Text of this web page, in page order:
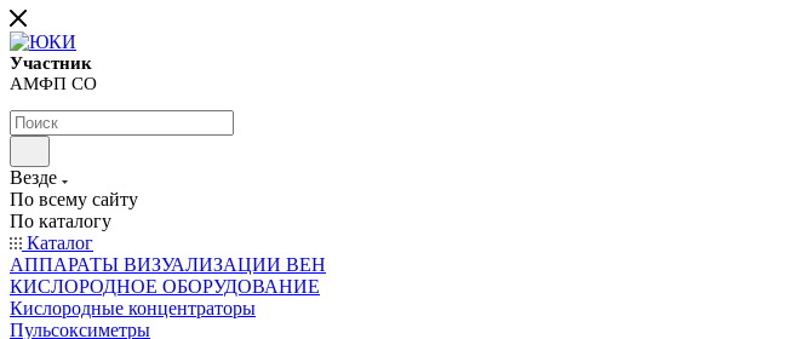
Участник
АМФП СО
Везде
По всему сайту
По каталогу
Каталог
АППАРАТЫ ВИЗУАЛИЗАЦИИ ВЕН
КИСЛОРОДНОЕ ОБОРУДОВАНИЕ
Кислородные концентраторы
Пульсоксиметры